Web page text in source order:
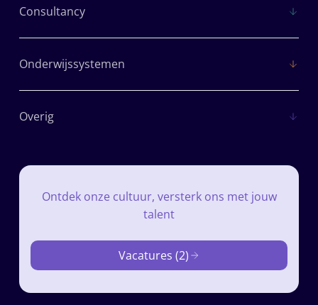
Consultancy
Onderwijssystemen
Overig
Ontdek onze cultuur, versterk ons met jouw
talent
Vacatures (2)